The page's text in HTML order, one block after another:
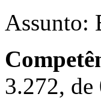
Assunto:
3.272, de